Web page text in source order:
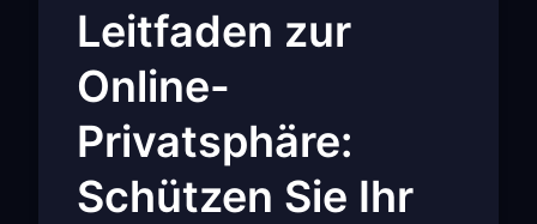
Leitfaden zur
Online-
Privatsphäre:
Schützen Sie Ihr